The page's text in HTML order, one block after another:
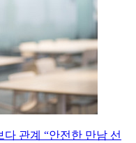
관계 “안전한 만남 선